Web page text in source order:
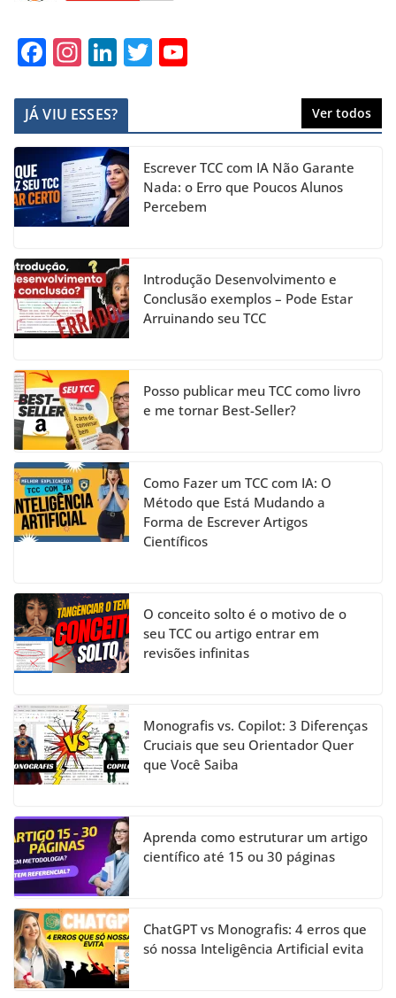
F
c
e
b
o
o
k
In
a
gr
a
m
Li
k
e
dI
n
T
er T
u
b
e
h
a
n
el
JÁ VIU ESSES? Ver todos
Escrever TCC com IA Não Garante
Nada: o Erro que Poucos Alunos
Percebem
Introdução Desenvolvimento e
Conclusão exemplos – Pode Estar
Arruinando seu TCC
Posso publicar meu TCC como livro
e me tornar Best-Seller?
Como Fazer um TCC com IA: O
Método que Está Mudando a
Forma de Escrever Artigos
Científicos
O conceito solto é o motivo de o
seu TCC ou artigo entrar em
revisões infinitas
Monografis vs. Copilot: 3 Diferenças
Cruciais que seu Orientador Quer
que Você Saiba
Aprenda como estruturar um artigo
científico até 15 ou 30 páginas
ChatGPT vs Monografis: 4 erros que
só nossa Inteligência Artificial evita